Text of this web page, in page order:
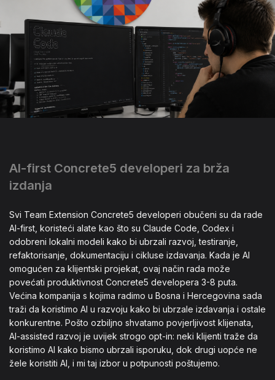
AI-first Concrete5 developeri za brža
izdanja
Svi Team Extension Concrete5 developeri obučeni su da rade
AI-first, koristeći alate kao što su Claude Code, Codex i
odobreni lokalni modeli kako bi ubrzali razvoj, testiranje,
refaktorisanje, dokumentaciju i cikluse izdavanja. Kada je AI
omogućen za klijentski projekat, ovaj način rada može
povećati produktivnost Concrete5 developera 3-8 puta.
Većina kompanija s kojima radimo u Bosna i Hercegovina sada
traži da koristimo AI u razvoju kako bi ubrzale izdavanja i ostale
konkurentne. Pošto ozbiljno shvatamo povjerljivost klijenata,
AI-assisted razvoj je uvijek strogo opt-in: neki klijenti traže da
koristimo AI kako bismo ubrzali isporuku, dok drugi uopće ne
žele koristiti AI, i mi taj izbor u potpunosti poštujemo.